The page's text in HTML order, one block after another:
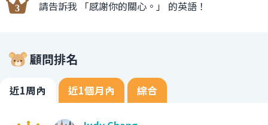
請告訴我 「感謝你的關心。」 的英語！
顧問排名
近1周內 近1個月內 綜合